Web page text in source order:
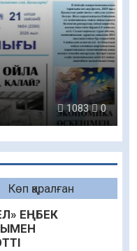
Көп қаралған
ЕҢБЕК
1083 0